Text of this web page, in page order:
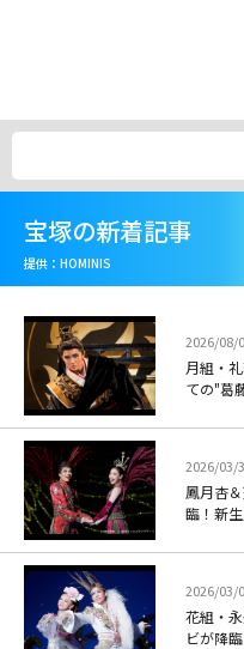
テ
ツ
宝塚の新着記事
提供：HOMINIS
2026/08/
月組・礼華はる 王とし
ての"葛
2026/03/
鳳月杏
臨！新
2026/03/
花組・
ビが降